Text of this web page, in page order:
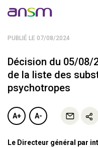
PUBLIÉ LE 07/08/2024
Décision du 05/
de la liste des
psychotropes
A+ A-
Le Directeur général par